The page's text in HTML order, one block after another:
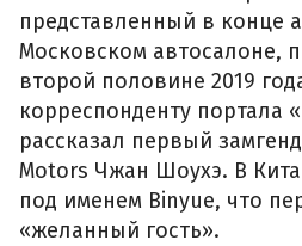
представленный в конце
Московском автосалоне,
второй половине 2019
корреспонденту портала
рассказал первый
Motors Чжан Шоухэ. В
под именем Binyue, что
«желанный гость».